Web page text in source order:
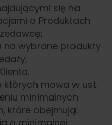
się na
o Produktach
na wybrane produkty
których mowa w ust.
minimalnych
które obejmują: